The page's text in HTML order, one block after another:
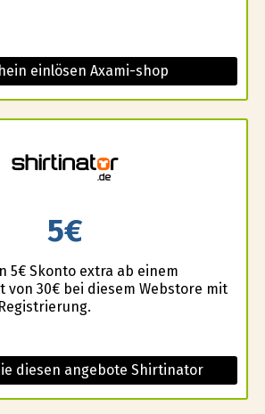
einlösen Axami-shop
5€
5€ Skonto extra ab einem
von 30€ bei diesem Webstore mit
diesen angebote Shirtinator